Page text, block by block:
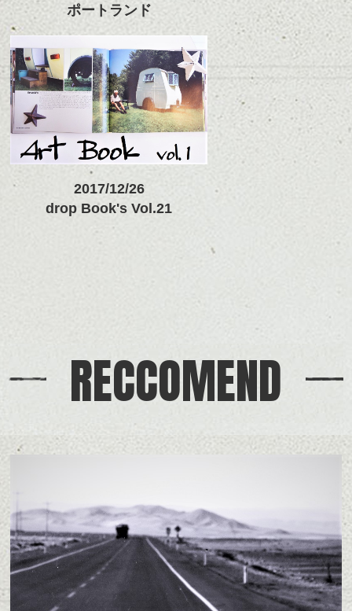
ポートランド
2017/12/26
drop Book's Vol.21
RECCOMEND